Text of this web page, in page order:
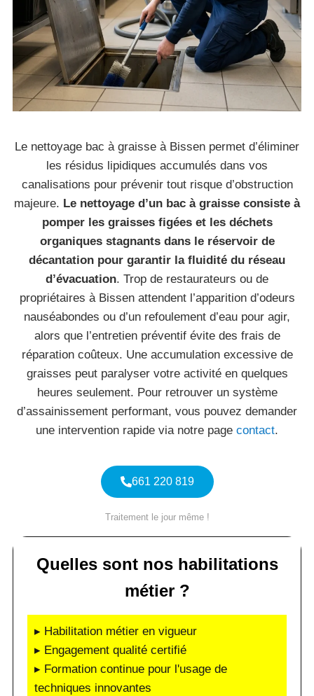
Le nettoyage bac à graisse à Bissen permet d’éliminer
les résidus lipidiques accumulés dans vos
canalisations pour prévenir tout risque d’obstruction
majeure. Le nettoyage d’un bac à graisse consiste à
pomper les graisses figées et les déchets
organiques stagnants dans le réservoir de
décantation pour garantir la fluidité du réseau
d’évacuation. Trop de restaurateurs ou de
propriétaires à Bissen attendent l’apparition d’odeurs
nauséabondes ou d’un refoulement d’eau pour agir,
alors que l’entretien préventif évite des frais de
réparation coûteux. Une accumulation excessive de
graisses peut paralyser votre activité en quelques
heures seulement. Pour retrouver un système
d’assainissement performant, vous pouvez demander
une intervention rapide via notre page contact.
661 220 819
Traitement le jour même !
Quelles sont nos habilitations
métier ?
▸ Habilitation métier en vigueur
▸ Engagement qualité certifié
▸ Formation continue pour l'usage de
techniques innovantes